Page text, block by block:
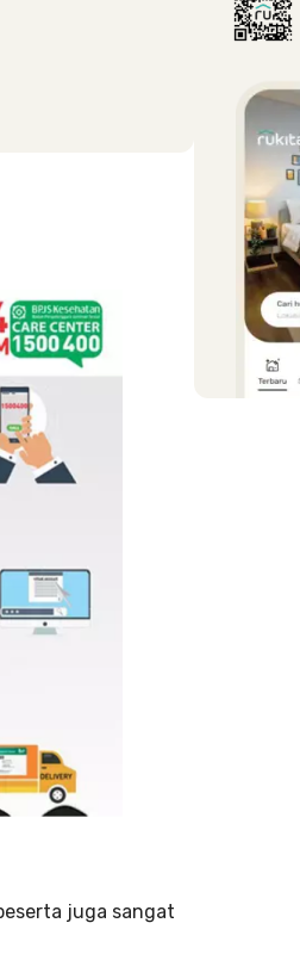
juga sangat